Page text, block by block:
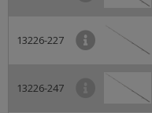
13226-227
13226-247